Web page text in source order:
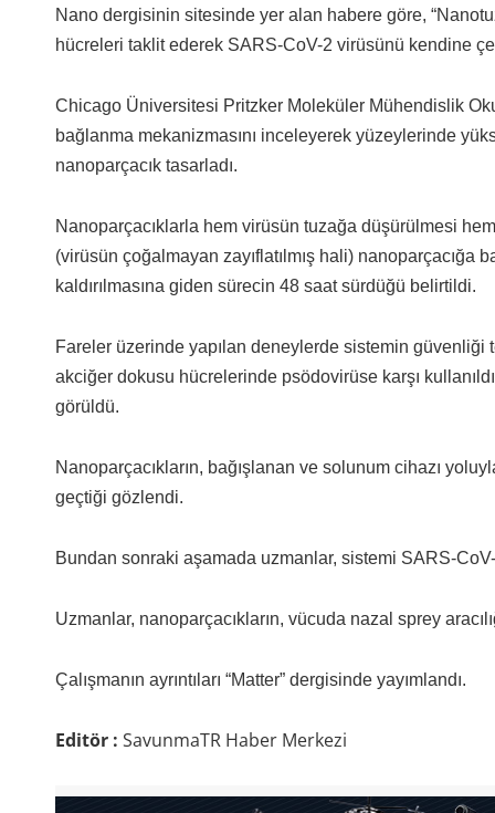
Nano dergisinin sitesinde yer alan habere göre,
hücreleri taklit ederek SARS-CoV-2 virüsünü kendine
Chicago Üniversitesi Pritzker Moleküler Mühendislik
bağlanma mekanizmasını inceleyerek yüzeylerinde
nanoparçacık tasarladı.
Nanoparçacıklarla hem virüsün tuzağa düşürülmesi
(virüsün çoğalmayan zayıflatılmış hali) nanoparçacığa
kaldırılmasına giden sürecin 48 saat sürdüğü belirtildi.
Fareler üzerinde yapılan deneylerde sistemin güvenliği
akciğer dokusu hücrelerinde psödovirüse karşı
görüldü.
Nanoparçacıkların, bağışlanan ve solunum cihazı
geçtiği gözlendi.
Bundan sonraki aşamada uzmanlar, sistemi SARS-
Uzmanlar, nanoparçacıkların, vücuda nazal sprey
Çalışmanın ayrıntıları “Matter” dergisinde yayımlandı.
Editör : SavunmaTR Haber Merkezi